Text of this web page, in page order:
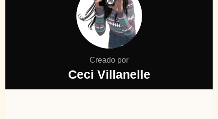
Creado por
Ceci Villanelle